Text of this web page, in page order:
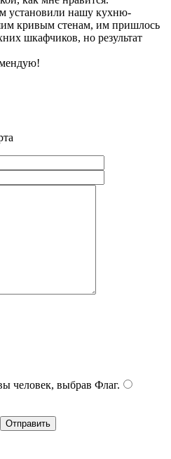
установили нашу кухню-
кривым стенам, им пришлось
шкафчиков, но результат
человек, выбрав Флаг.